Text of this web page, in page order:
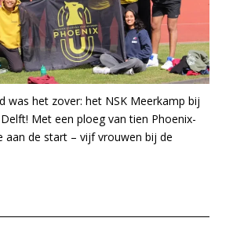
was het zover: het NSK Meerkamp bij
Delft! Met een ploeg van tien Phoenix-
aan de start – vijf vrouwen bij de